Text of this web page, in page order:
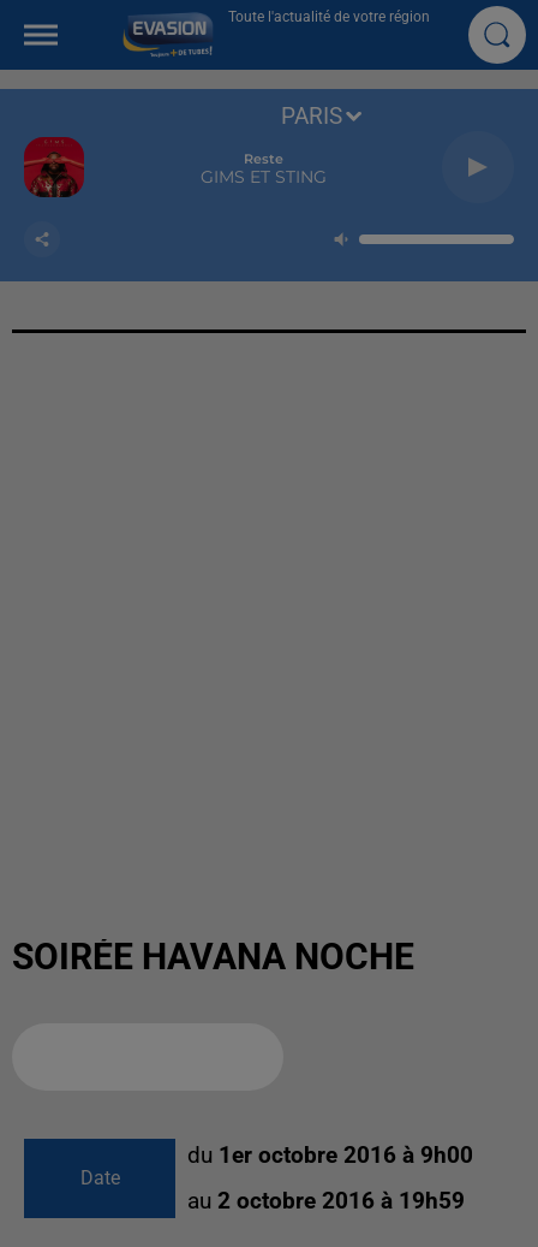
Toute l'actualité de votre région
Reste
GIMS ET STING
PARIS
SOIRÉE HAVANA NOCHE
Date
du 1er octobre 2016 à 9h00
au 2 octobre 2016 à 19h59